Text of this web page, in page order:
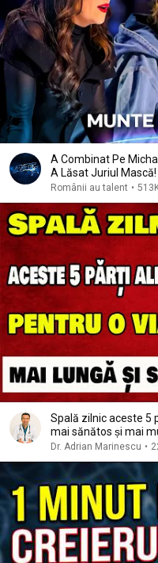
A Combinat Pe
A Lăsat Juriul
Românii au talent •
Spală zilnic aceste 5
mai sănătos și mai
Dr. Adrian Marinescu •